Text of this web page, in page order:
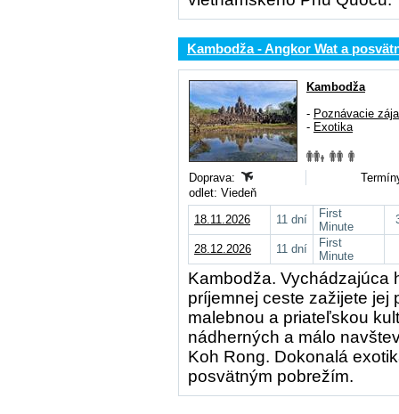
Kambodža - Angkor Wat a
Kambodža
- Poznávacie
- Exotika
Doprava:
odlet: Viedeň
18.11.2026
11 dní
First
Minute
28.12.2026 11 dní
First
Minute
Kambodža. Vychádzajúca
príjemnej ceste zažijete jej
malebnou a priateľskou
nádherných a málo
Koh Rong. Dokonalá
posvätným pobrežím.